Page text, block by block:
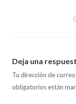
Deja una
Tu dirección de
obligatorios están